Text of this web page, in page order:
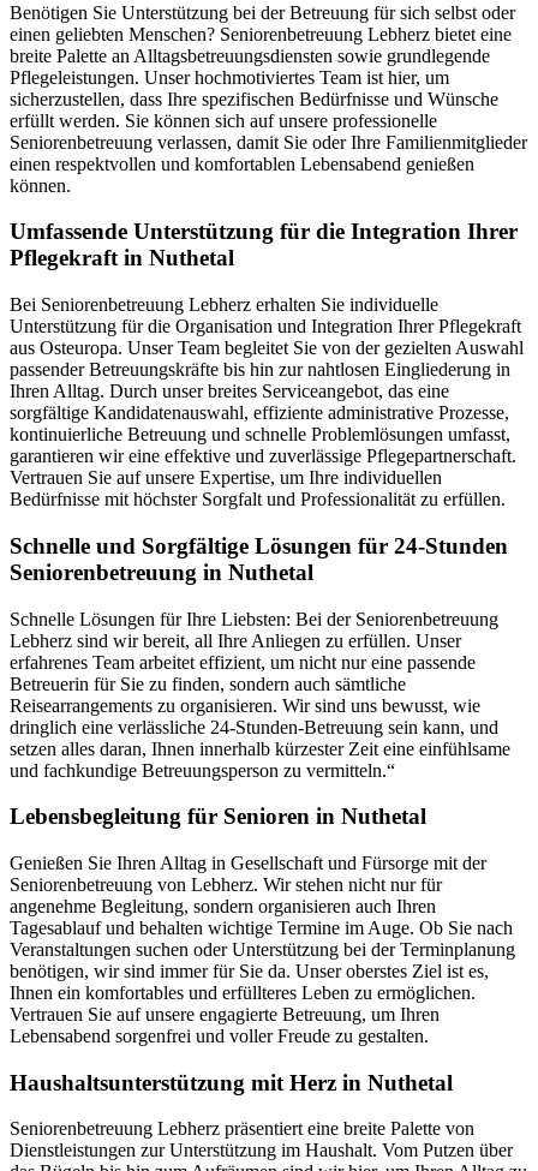
Benötigen Sie Unterstützung bei der Betreuung für sich selbst oder
einen geliebten Menschen? Seniorenbetreuung Lebherz bietet eine
breite Palette an Alltagsbetreuungsdiensten sowie grundlegende
Pflegeleistungen. Unser hochmotiviertes Team ist hier, um
sicherzustellen, dass Ihre spezifischen Bedürfnisse und Wünsche
erfüllt werden. Sie können sich auf unsere professionelle
Seniorenbetreuung verlassen, damit Sie oder Ihre Familienmitglieder
einen respektvollen und komfortablen Lebensabend genießen
können.
Umfassende Unterstützung für die Integration Ihrer
Pflegekraft in Nuthetal
Bei Seniorenbetreuung Lebherz erhalten Sie individuelle
Unterstützung für die Organisation und Integration Ihrer Pflegekraft
aus Osteuropa. Unser Team begleitet Sie von der gezielten Auswahl
passender Betreuungskräfte bis hin zur nahtlosen Eingliederung in
Ihren Alltag. Durch unser breites Serviceangebot, das eine
sorgfältige Kandidatenauswahl, effiziente administrative Prozesse,
kontinuierliche Betreuung und schnelle Problemlösungen umfasst,
garantieren wir eine effektive und zuverlässige Pflegepartnerschaft.
Vertrauen Sie auf unsere Expertise, um Ihre individuellen
Bedürfnisse mit höchster Sorgfalt und Professionalität zu erfüllen.
Schnelle und Sorgfältige Lösungen für 24-Stunden
Seniorenbetreuung in Nuthetal
Schnelle Lösungen für Ihre Liebsten: Bei der Seniorenbetreuung
Lebherz sind wir bereit, all Ihre Anliegen zu erfüllen. Unser
erfahrenes Team arbeitet effizient, um nicht nur eine passende
Betreuerin für Sie zu finden, sondern auch sämtliche
Reisearrangements zu organisieren. Wir sind uns bewusst, wie
dringlich eine verlässliche 24-Stunden-Betreuung sein kann, und
setzen alles daran, Ihnen innerhalb kürzester Zeit eine einfühlsame
und fachkundige Betreuungsperson zu vermitteln.“
Lebensbegleitung für Senioren in Nuthetal
Genießen Sie Ihren Alltag in Gesellschaft und Fürsorge mit der
Seniorenbetreuung von Lebherz. Wir stehen nicht nur für
angenehme Begleitung, sondern organisieren auch Ihren
Tagesablauf und behalten wichtige Termine im Auge. Ob Sie nach
Veranstaltungen suchen oder Unterstützung bei der Terminplanung
benötigen, wir sind immer für Sie da. Unser oberstes Ziel ist es,
Ihnen ein komfortables und erfüllteres Leben zu ermöglichen.
Vertrauen Sie auf unsere engagierte Betreuung, um Ihren
Lebensabend sorgenfrei und voller Freude zu gestalten.
Haushalts­unterstützung mit Herz in Nuthetal
Seniorenbetreuung Lebherz präsentiert eine breite Palette von
Dienstleistungen zur Unterstützung im Haushalt. Vom Putzen über